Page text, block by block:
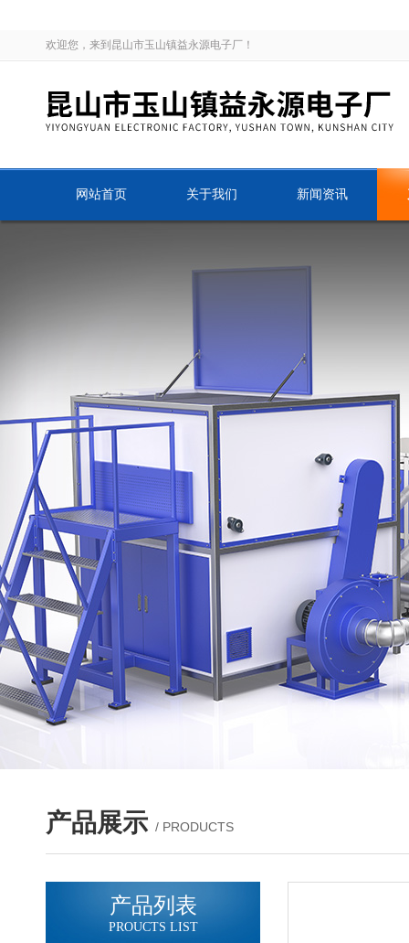
欢迎您，来到昆山市玉山镇益永源电子厂！
网站首页 关于我们 新闻资讯
产品展示 / PRODUCTS
产品列表
PROUCTS LIST